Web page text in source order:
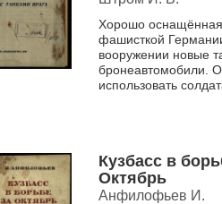
Хорошо
фашисткой
вооружении новые
бронеавтомобили.
использовать
Кузбасс в
Октябрь
Анфилофьев И.